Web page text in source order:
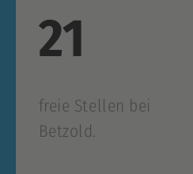
21
freie Stellen bei
Betzold.